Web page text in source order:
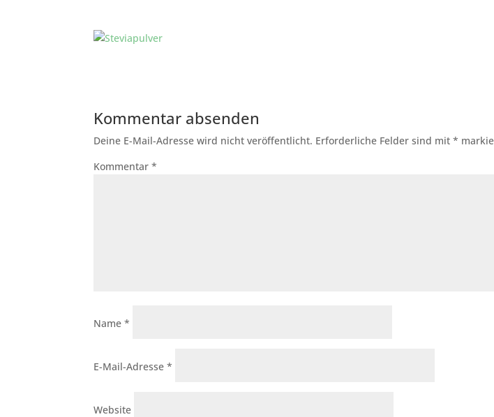
Kommentar absenden
Deine E-Mail-Adresse wird nicht veröffentlicht. Erforderliche Felder sind mit*
Kommentar*
Name*
E-Mail-Adresse*
Website